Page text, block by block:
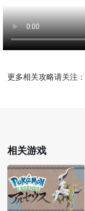
更多相关攻略请关注：
相关游戏